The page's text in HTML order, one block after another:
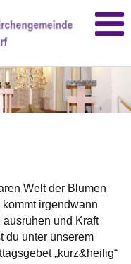
Welt der Blumen
irgendwann
ausruhen und Kraft
du unter unserem
„kurz&heilig“